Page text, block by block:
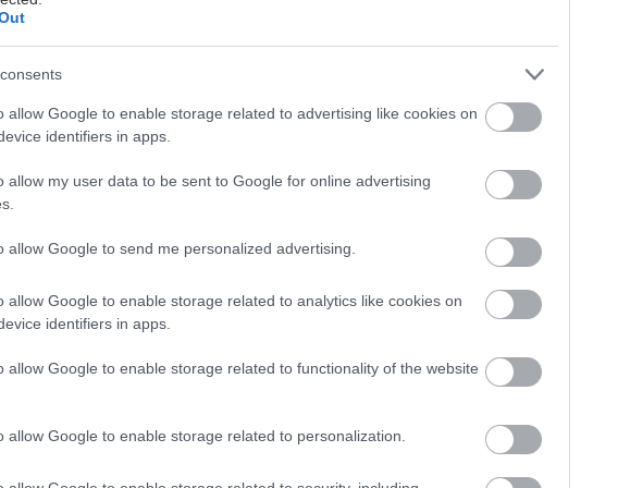
allow Google to enable storage related to advertising like cookies on
identifiers in apps.
allow my user data to be sent to Google for online advertising
allow Google to send me personalized advertising.
allow Google to enable storage related to analytics like cookies on
identifiers in apps.
allow Google to enable storage related to functionality of the website
allow Google to enable storage related to personalization.
Σαμόλη σε σκηνοθεσία Μάριου Κακουλλή κάθε Τετάρτη
στις 20.00 και Κυριακή στις 18.00 στο Θέατρο Μικρό Γκλόρια από 25
τραγουδοποιός Δημήτρης Σαμόλης στο πρώτο του θεατρικό έργο,
την "αγία ελληνική οικογένεια", τη ζωή στην επαρχία και τον
συνταρακτικό μονόλογο-κατάθεση. Οι «Στρακαστρούκες» είναι
ελεγεία αγάπης για την ανθρώπινη φύση αλλά και μια ανίχνευση,
όλων αυτών που μας πόνεσαν βαθιά.
και αχαρακτήριστο όταν ορισμένοι αποκαλούν τους
της κοινωνίας» και τους αρνιούνται το δικαίωμα να